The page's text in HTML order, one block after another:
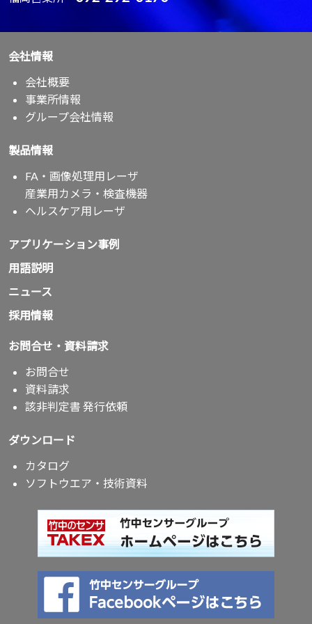
会社情報
会社概要
事業所情報
グループ会社情報
製品情報
FA・画像処理用レーザ
産業用カメラ・検査機器
ヘルスケア用レーザ
アプリケーション事例
用語説明
ニュース
採用情報
お問合せ・資料請求
お問合せ
資料請求
該非判定書 発行依頼
ダウンロード
カタログ
ソフトウエア・技術資料